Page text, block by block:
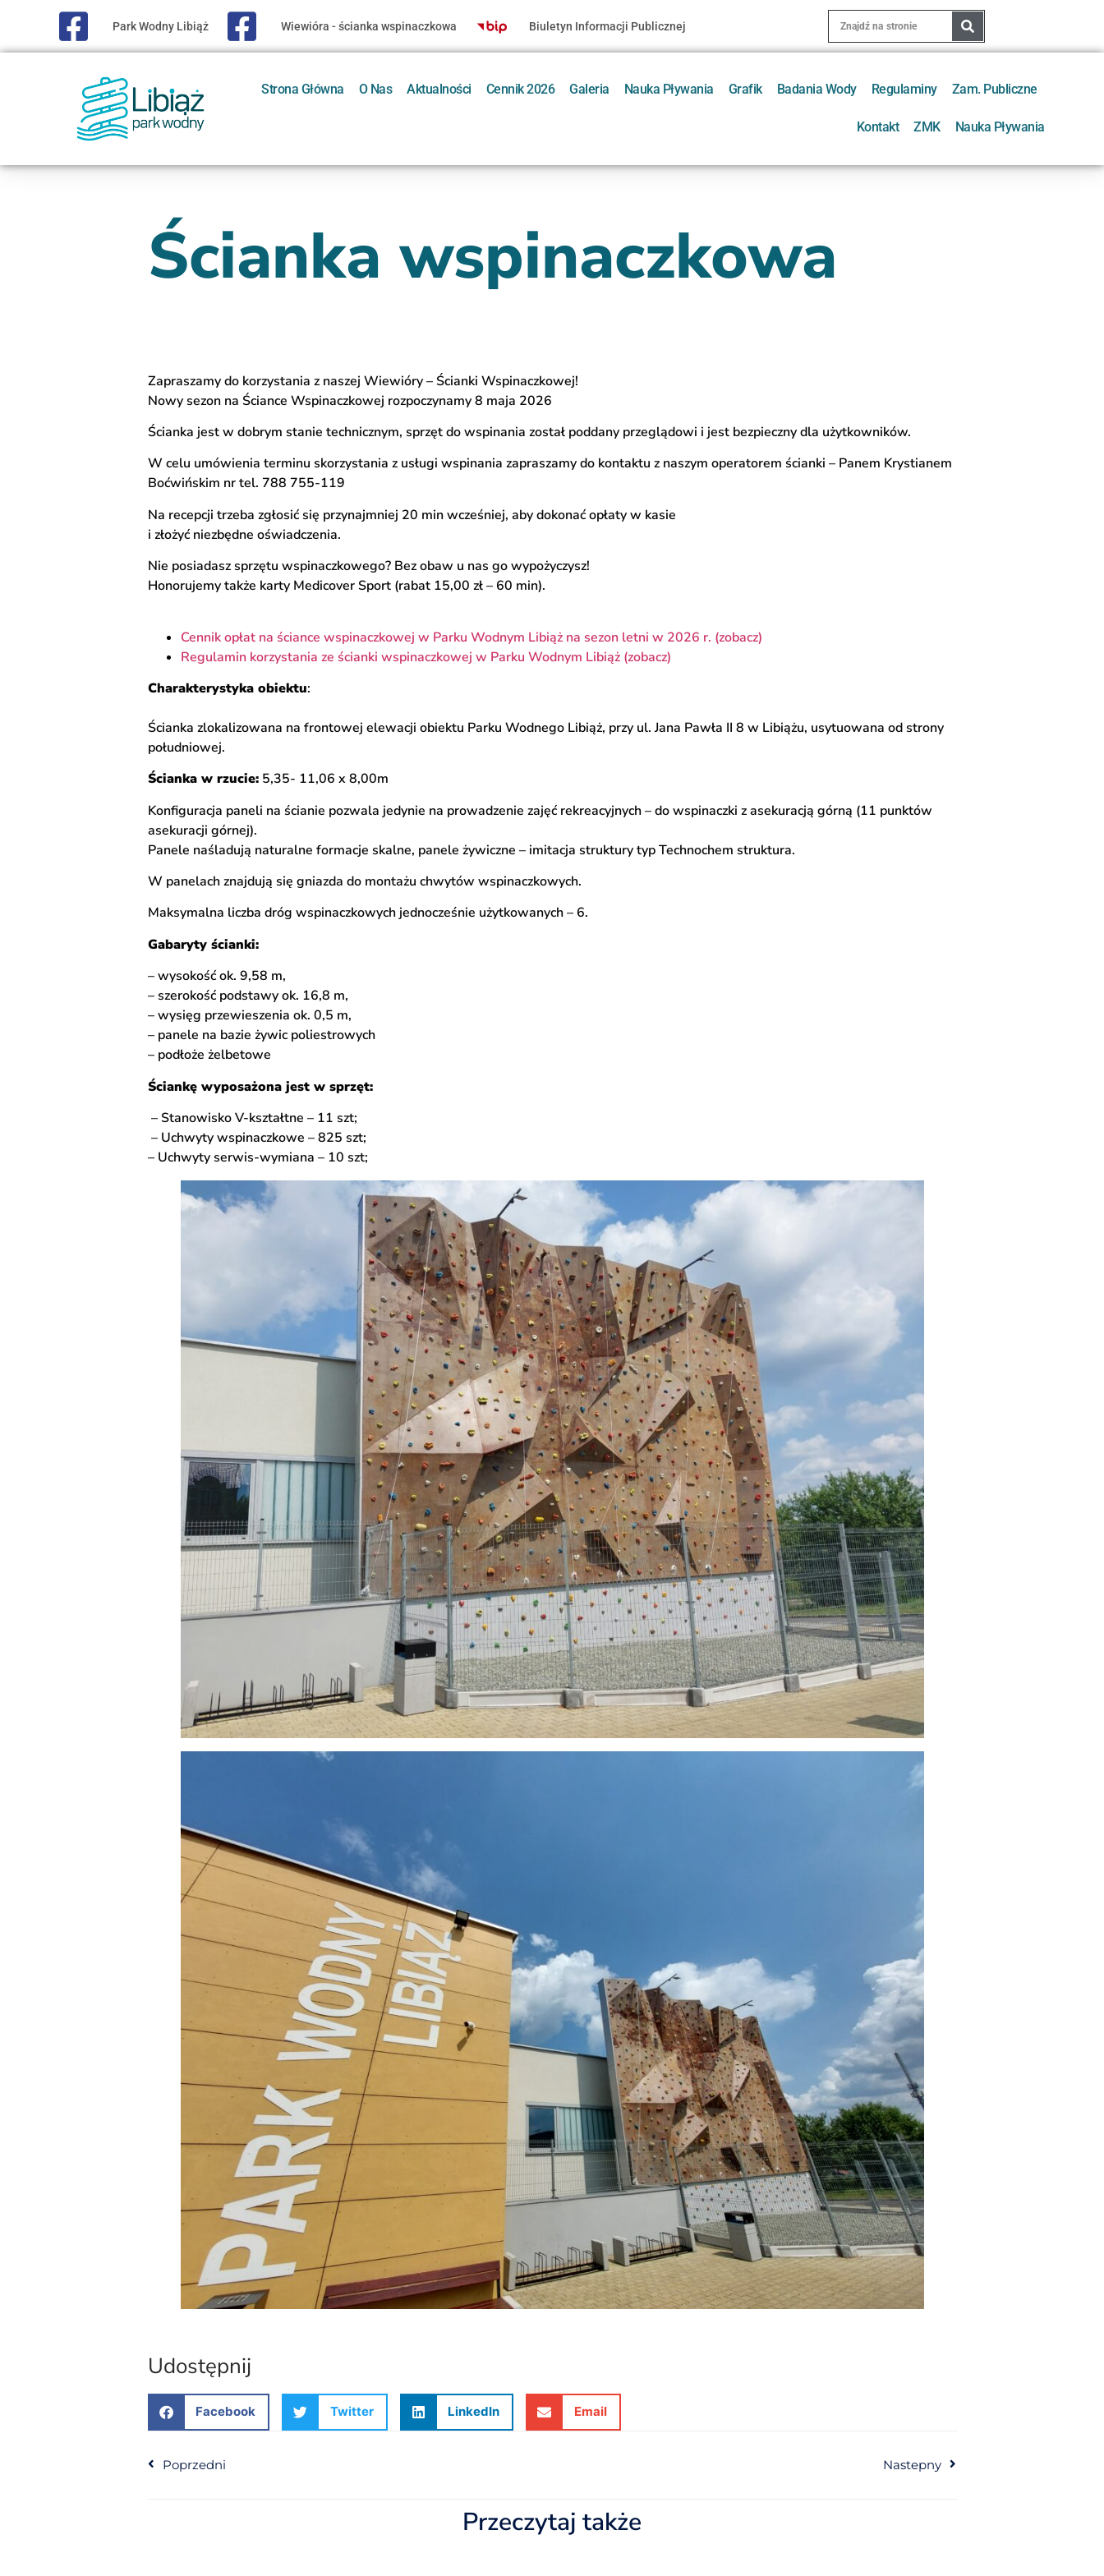
Park Wodny Libiąż Wiewióra - ścianka wspinaczkowa Biuletyn Informacji Publicznej
Strona Główna O Nas Aktualności Cennik 2026 Galeria Nauka Pływania Grafik Badania Wody Regulaminy Zam. Publiczne
Kontakt ZMK Nauka Pływania
Ścianka wspinaczkowa
Zapraszamy do korzystania z naszej Wiewióry – Ścianki Wspinaczkowej!
Nowy sezon na Ściance Wspinaczkowej rozpoczynamy 8 maja 2026
Ścianka jest w dobrym stanie technicznym, sprzęt do wspinania został poddany przeglądowi i jest bezpieczny dla użytkowników.
W celu umówienia terminu skorzystania z usługi wspinania zapraszamy do kontaktu z naszym operatorem ścianki – Panem Krystianem
Boćwińskim nr tel. 788 755-119
Na recepcji trzeba zgłosić się przynajmniej 20 min wcześniej, aby dokonać opłaty w kasie
i złożyć niezbędne oświadczenia.
Nie posiadasz sprzętu wspinaczkowego? Bez obaw u nas go wypożyczysz!
Honorujemy także karty Medicover Sport (rabat 15,00 zł – 60 min).
Cennik opłat na ściance wspinaczkowej w Parku Wodnym Libiąż na sezon letni w 2026 r. (zobacz)
Regulamin korzystania ze ścianki wspinaczkowej w Parku Wodnym Libiąż (zobacz)
Charakterystyka obiektu:
Ścianka zlokalizowana na frontowej elewacji obiektu Parku Wodnego Libiąż, przy ul. Jana Pawła II 8 w Libiążu, usytuowana od strony
południowej.
Ścianka w rzucie:5,35- 11,06 x 8,00m
Konfiguracja paneli na ścianie pozwala jedynie na prowadzenie zajęć rekreacyjnych – do wspinaczki z asekuracją górną (11 punktów
asekuracji górnej).
Panele naśladują naturalne formacje skalne, panele żywiczne – imitacja struktury typ Technochem struktura.
W panelach znajdują się gniazda do montażu chwytów wspinaczkowych.
Maksymalna liczba dróg wspinaczkowych jednocześnie użytkowanych – 6.
Gabaryty ścianki:
– wysokość ok. 9,58 m,
– szerokość podstawy ok. 16,8 m,
– wysięg przewieszenia ok. 0,5 m,
– panele na bazie żywic poliestrowych
– podłoże żelbetowe
Ściankę wyposażona jest w sprzęt:
– Stanowisko V-kształtne – 11 szt;
– Uchwyty wspinaczkowe – 825 szt;
– Uchwyty serwis-wymiana – 10 szt;
Udostępnij
Facebook Twitter LinkedIn Email
Poprzedni Nastepny
Przeczytaj także